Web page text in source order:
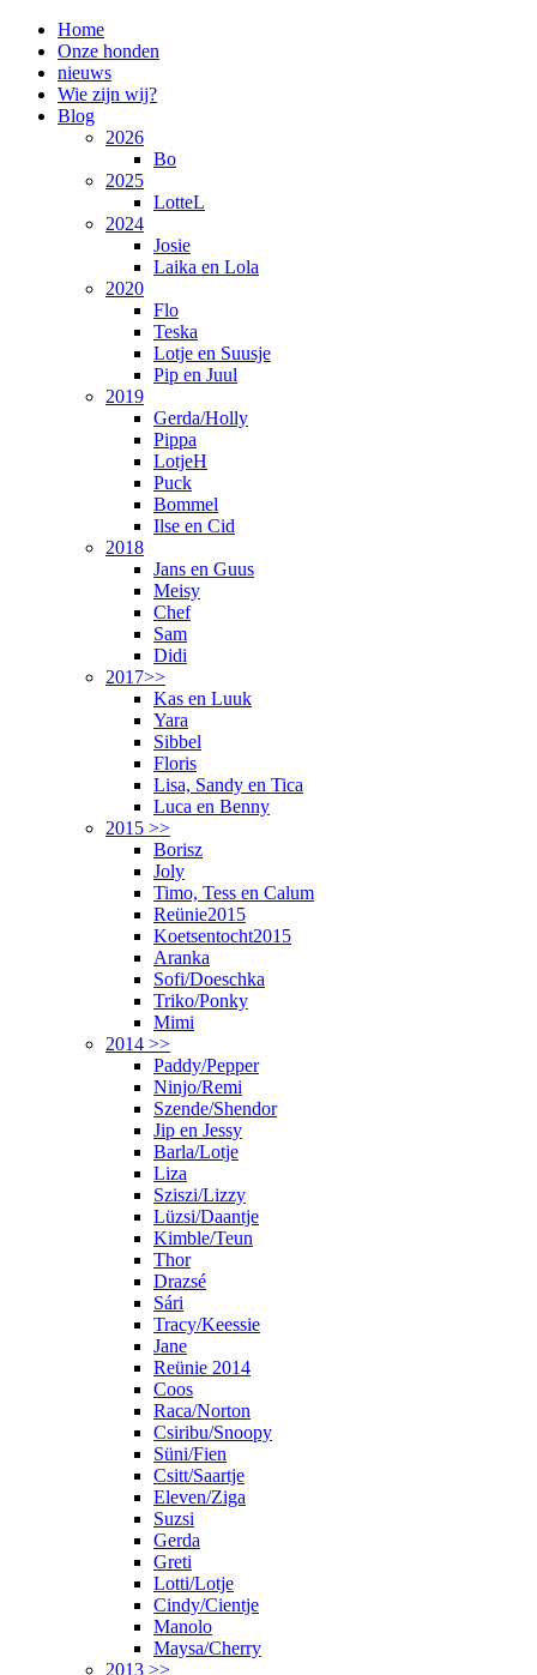
Home
Onze honden
nieuws
Wie zijn wij?
Blog
2026
Bo
2025
LotteL
2024
Josie
Laika en Lola
2020
Flo
Teska
Lotje en Suusje
Pip en Juul
2019
Gerda/Holly
Pippa
LotjeH
Puck
Bommel
Ilse en Cid
2018
Jans en Guus
Meisy
Chef
Sam
Didi
2017>>
Kas en Luuk
Yara
Sibbel
Floris
Lisa, Sandy en Tica
Luca en Benny
2015 >>
Borisz
Joly
Timo, Tess en Calum
Reünie2015
Koetsentocht2015
Aranka
Sofi/Doeschka
Triko/Ponky
Mimi
2014 >>
Paddy/Pepper
Ninjo/Remi
Szende/Shendor
Jip en Jessy
Barla/Lotje
Liza
Sziszi/Lizzy
Lüzsi/Daantje
Kimble/Teun
Thor
Drazsé
Sári
Tracy/Keessie
Jane
Reünie 2014
Coos
Raca/Norton
Csiribu/Snoopy
Süni/Fien
Csitt/Saartje
Eleven/Ziga
Suzsi
Gerda
Greti
Lotti/Lotje
Cindy/Cientje
Manolo
Maysa/Cherry
2013 >>